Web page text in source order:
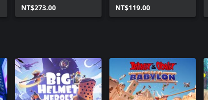
務包
NT$273.00
畫書包
NT$119.00